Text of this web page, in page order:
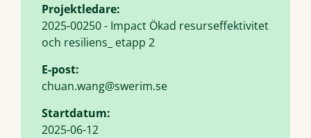
Projektledare:
2025-00250 - Impact Ökad resurseffektivitet
och resiliens_ etapp 2
E-post:
chuan.wang@swerim.se
Startdatum:
2025-06-12